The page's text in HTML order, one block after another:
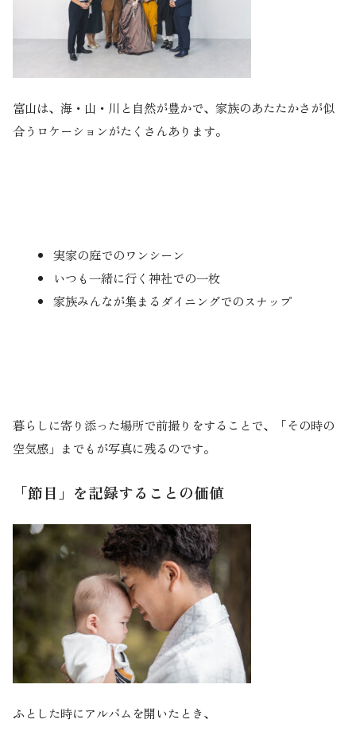
富山は、海・山・川と自然が豊かで、家族のあたたかさが似
合うロケーションがたくさんあります。
実家の庭でのワンシーン
いつも一緒に行く神社での一枚
家族みんなが集まるダイニングでのスナップ
暮らしに寄り添った場所で前撮りをすることで、「その時の
空気感」までもが写真に残るのです。
「節目」を記録することの価値
ふとした時にアルバムを開いたとき、